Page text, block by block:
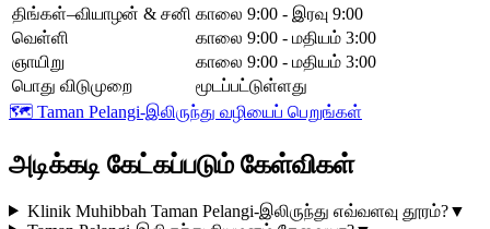
திங்கள்–வியாழன் & சனி காலை 9:00 - இரவு 9:00
வெள்ளி
காலை 9:00 - மதியம் 3:00
ஞாயிறு
காலை 9:00 - மதியம் 3:00
பொது விடுமுறை
மூடப்பட்டுள்ளது
🗺️ Taman Pelangi-இலிருந்து வழியைப் பெறுங்கள்
அடிக்கடி கேட்கப்படும் கேள்விகள்
Klinik Muhibbah Taman Pelangi-இலிருந்து எவ்வளவு தூரம்?▼